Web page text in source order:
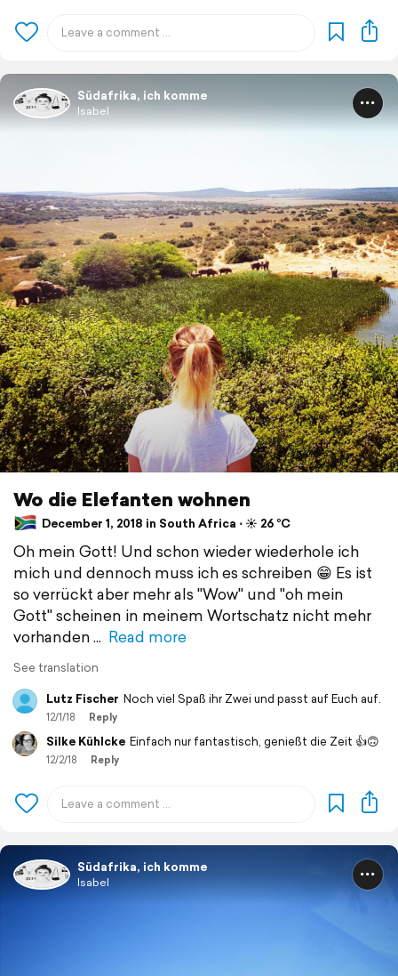
Südafrika, ich komme
Isabel
Wo die Elefanten wohnen
December 1, 2018 in South Africa ⋅ ☀️ 26 °C
Oh mein Gott! Und schon wieder wiederhole ich
mich und dennoch muss ich es schreiben 😁 Es ist
so verrückt aber mehr als "Wow" und "oh mein
Gott" scheinen in meinem Wortschatz nicht mehr
vorhanden
Read more
See translation
Lutz Fischer Noch viel Spaß ihr Zwei und passt auf Euch auf.
12/1/18 Reply
Silke Kühlcke Einfach nur fantastisch, genießt die Zeit 👍🙃
12/2/18 Reply
Südafrika, ich komme
Isabel